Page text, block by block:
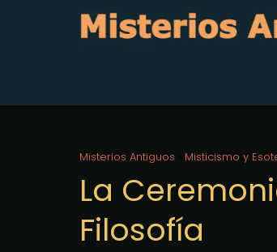
Misterios Antiguos Misticismo y
La
Filosofía